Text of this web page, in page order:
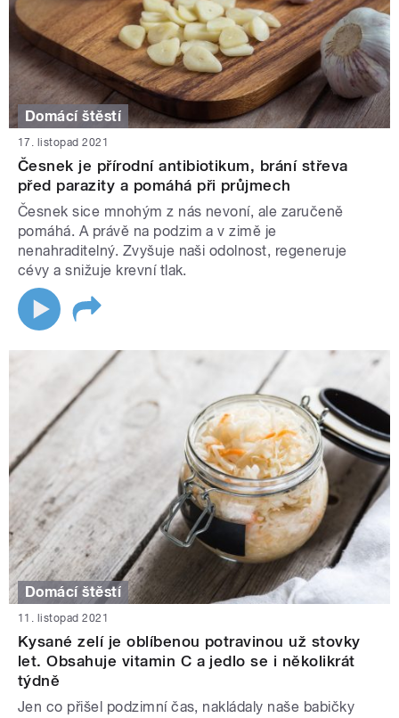
Domácí štěstí
17. listopad 2021
Česnek je přírodní antibiotikum, brání střeva
před parazity a pomáhá při průjmech
Česnek sice mnohým z nás nevoní, ale zaručeně
pomáhá. A právě na podzim a v zimě je
nenahraditelný. Zvyšuje naši odolnost, regeneruje
cévy a snižuje krevní tlak.
Domácí štěstí
11. listopad 2021
Kysané zelí je oblíbenou potravinou už stovky
let. Obsahuje vitamin C a jedlo se i několikrát
týdně
Jen co přišel podzimní čas, nakládaly naše babičky